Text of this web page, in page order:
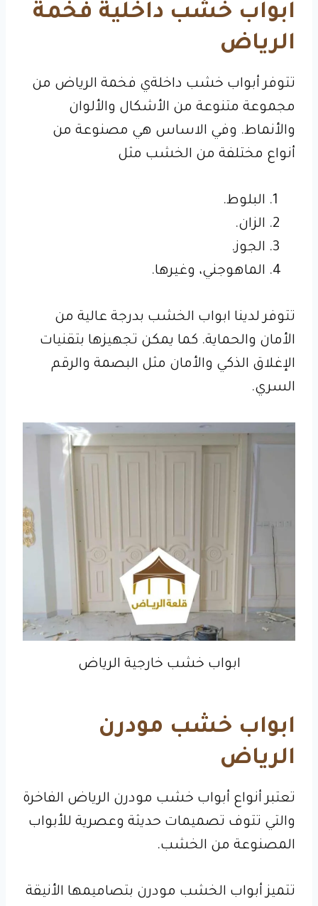
ابواب خشب داخلية فخمة
الرياض
تتوفر أبواب خشب داخلةي فخمة الرياض من
مجموعة متنوعة من الأشكال والألوان
والأنماط. وفي الاساس هي مصنوعة من
أنواع مختلفة من الخشب مثل
البلوط.
الزان.
الجوز.
الماهوجني، وغيرها.
تتوفر لدينا ابواب الخشب بدرجة عالية من
الأمان والحماية. كما يمكن تجهيزها بتقنيات
الإغلاق الذكي والأمان مثل البصمة والرقم
السري.
ابواب خشب خارجية الرياض
ابواب خشب مودرن
الرياض
تعتبر أنواع أبواب خشب مودرن الرياض الفاخرة
والتي تتوف تصميمات حديثة وعصرية للأبواب
المصنوعة من الخشب.
تتميز أبواب الخشب مودرن بتصاميمها الأنيقة